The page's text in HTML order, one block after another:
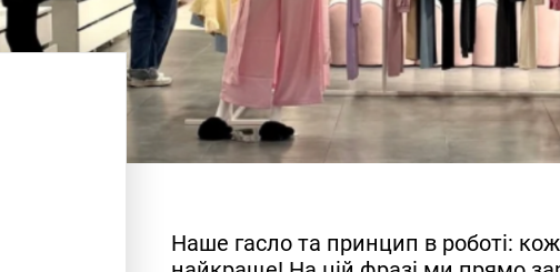
Наше гасло та принцип в роботі: